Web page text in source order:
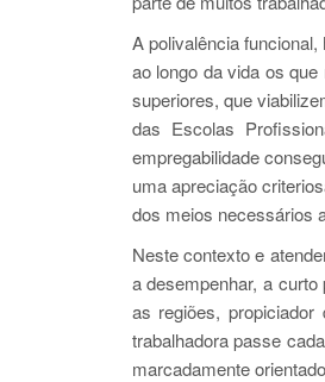
A polivalência
ao longo da vida os
superiores, que
das Escolas
empregabilidade
uma apreciação
dos meios necessários
Neste contexto e
a desempenhar, a
as regiões,
trabalhadora passe
marcadamente